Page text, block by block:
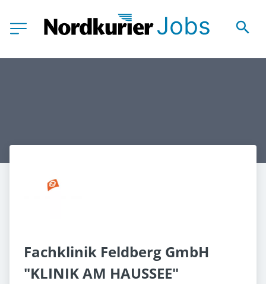
Fachklinik Feldberg GmbH
"KLINIK AM HAUSSEE"